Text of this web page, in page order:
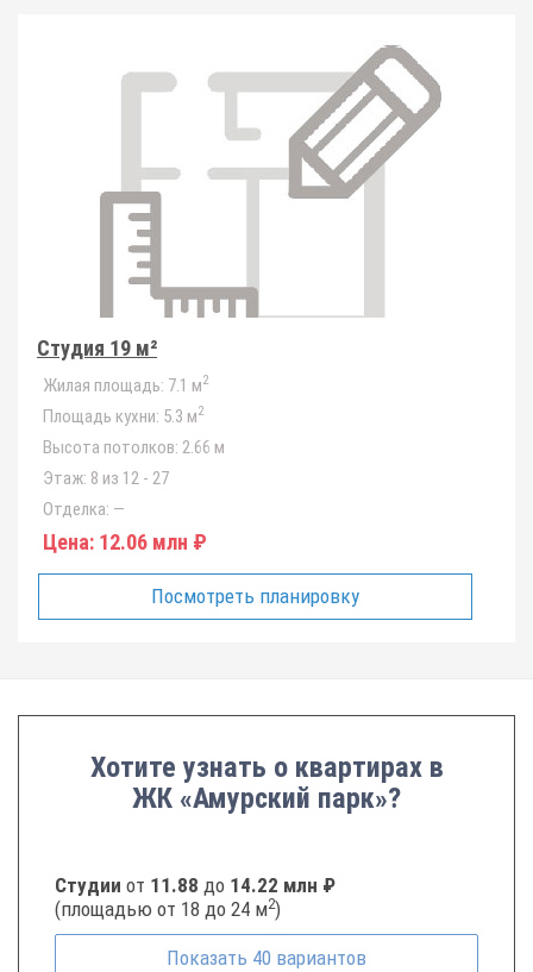
Студия 19 м²
Жилая площадь: 7.1 м2
Площадь кухни: 5.3 м2
Высота потолков: 2.66 м
Этаж: 8 из 12 - 27
Отделка: —
Цена: 12.06 млн ₽
Посмотреть планировку
Хотите узнать о квартирах в
ЖК «Амурский парк»?
Студии от 11.88 до 14.22 млн ₽
(площадью от 18 до 24 м2)
Показать 40 вариантов